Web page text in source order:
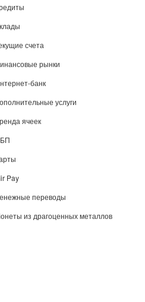
счета
рынки
банк
услуги
ячеек
Pay
переводы
из драгоценных металлов